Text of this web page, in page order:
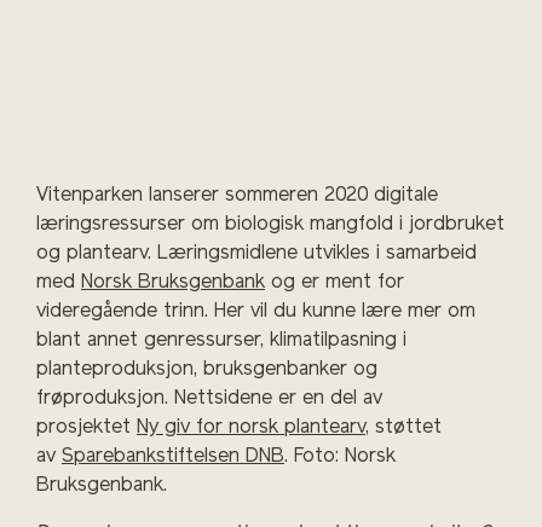
Vitenparken lanserer sommeren 2020 digitale
læringsressurser om biologisk mangfold i jordbruket
og plantearv. Læringsmidlene utvikles i samarbeid
med Norsk Bruksgenbank og er ment for
videregående trinn. Her vil du kunne lære mer om
blant annet genressurser, klimatilpasning i
planteproduksjon, bruksgenbanker og
frøproduksjon. Nettsidene er en del av
prosjektet Ny giv for norsk plantearv, støttet
av Sparebankstiftelsen DNB. Foto: Norsk
Bruksgenbank.